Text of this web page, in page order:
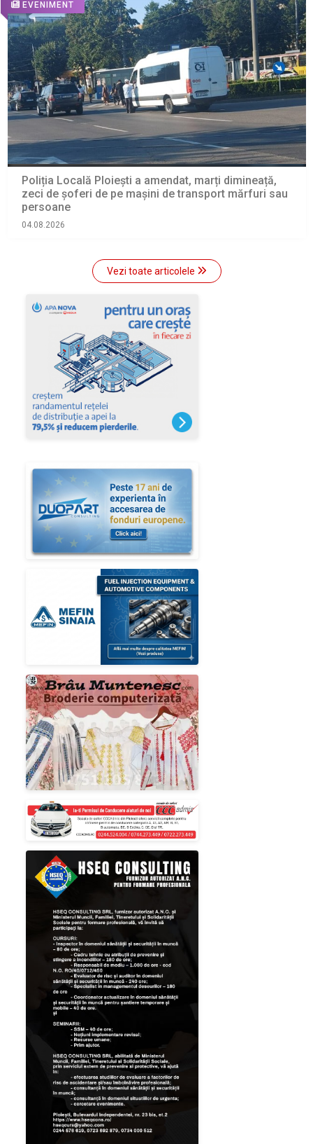
EVENIMENT
Poliția Locală Ploiești a amendat, marți dimineață,
zeci de șoferi de pe mașini de transport mărfuri sau
persoane
04.08.2026
Vezi toate articolele